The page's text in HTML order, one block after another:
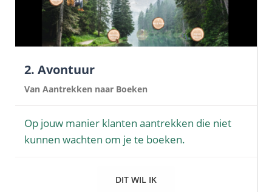
2. Avontuur
Van Aantrekken naar Boeken
Op jouw manier klanten aantrekken die niet
kunnen wachten om je te boeken.
DIT WIL IK